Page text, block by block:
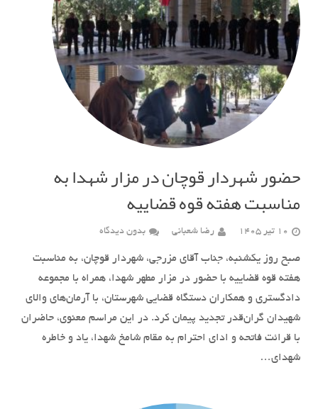
حضور شهردار قوچان در مزار شهدا به
مناسبت هفته قوه قضاییه
10 تیر 1405 رضا شعبانی بدون دیدگاه
صبح روز یکشنبه، جناب آقای مزرجی، شهردار قوچان، به مناسبت
هفته قوه قضاییه با حضور در مزار مطهر شهدا، همراه با مجموعه
دادگستری و همکاران دستگاه قضایی شهرستان، با آرمان‌های والای
شهیدان گران‌قدر تجدید پیمان کرد. در این مراسم معنوی، حاضران
با قرائت فاتحه و ادای احترام به مقام شامخ شهدا، یاد و خاطره
شهدای…